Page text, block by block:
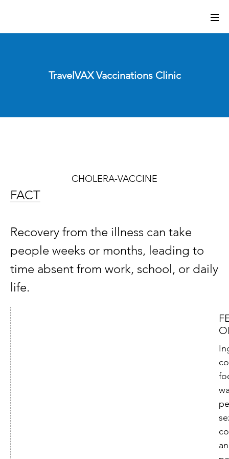
TravelVAX Vaccinations Clinic
CHOLERA-VACCINE
FACT
Recovery from the illness can take
people weeks or months, leading to
time absent from work, school, or daily
life.